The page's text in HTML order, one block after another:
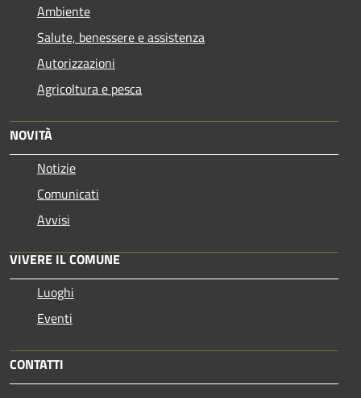
Ambiente
Salute, benessere e assistenza
Autorizzazioni
Agricoltura e pesca
NOVITÀ
Notizie
Comunicati
Avvisi
VIVERE IL COMUNE
Luoghi
Eventi
CONTATTI